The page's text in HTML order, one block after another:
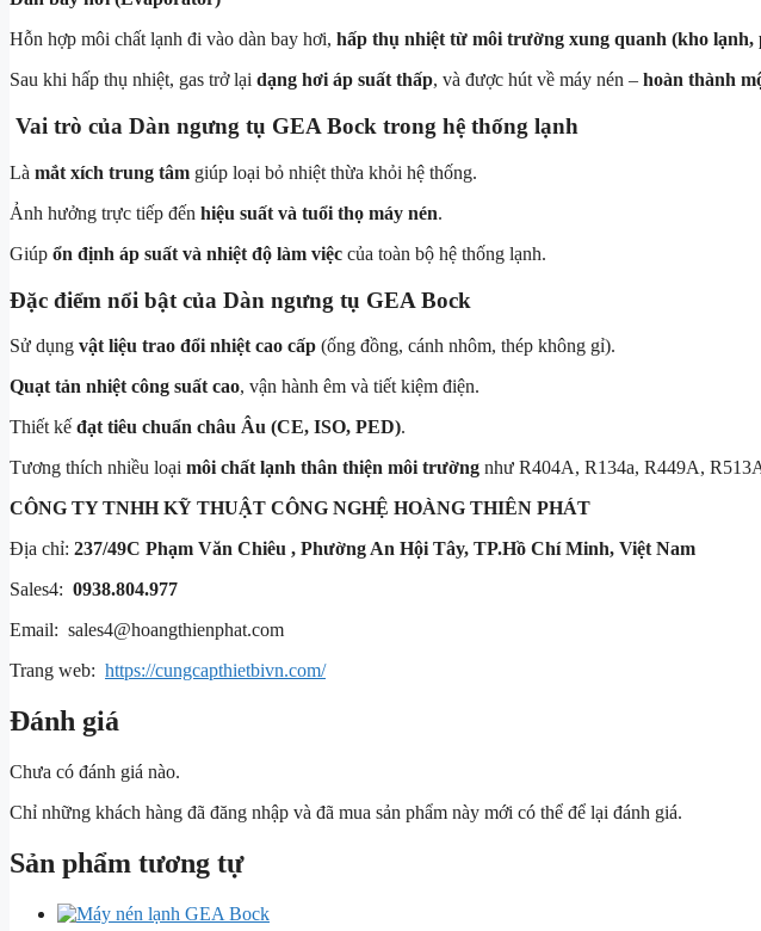
Hỗn hợp môi chất lạnh đi vào dàn bay hơi, hấp thụ nhiệt từ môi trường xung quanh (kho lạnh,
Sau khi hấp thụ nhiệt, gas trở lại dạng hơi áp suất thấp, và được hút về máy nén – hoàn thành
Vai trò của Dàn ngưng tụ GEA Bock trong hệ thống lạnh
Là mắt xích trung tâm giúp loại bỏ nhiệt thừa khỏi hệ thống.
Ảnh hưởng trực tiếp đến hiệu suất và tuổi thọ máy nén.
Giúp ổn định áp suất và nhiệt độ làm việc của toàn bộ hệ thống lạnh.
Đặc điểm nổi bật của Dàn ngưng tụ GEA Bock
Sử dụng vật liệu trao đổi nhiệt cao cấp (ống đồng, cánh nhôm, thép không gỉ).
Quạt tản nhiệt công suất cao, vận hành êm và tiết kiệm điện.
Thiết kế đạt tiêu chuẩn châu Âu (CE, ISO, PED).
Tương thích nhiều loại môi chất lạnh thân thiện môi trường như R404A, R134a, R449A,
CÔNG TY TNHH KỸ THUẬT CÔNG NGHỆ HOÀNG THIÊN PHÁT
Địa chỉ: 237/49C Phạm Văn Chiêu , Phường An Hội Tây, TP.Hồ Chí Minh, Việt Nam
Sales4: 0938.804.977
Email: sales4@hoangthienphat.com
Trang web: https://cungcapthietbivn.com/
Đánh giá
Chưa có đánh giá nào.
Chỉ những khách hàng đã đăng nhập và đã mua sản phẩm này mới có thể để lại đánh giá.
Sản phẩm tương tự